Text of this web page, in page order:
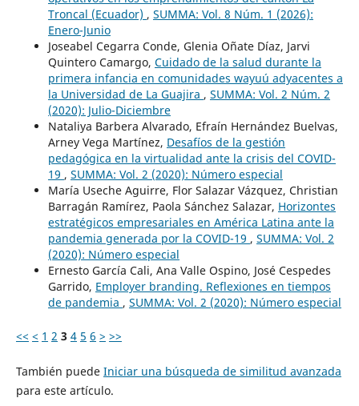
Troncal (Ecuador) , SUMMA: Vol. 8 Núm. 1 (2026):
Enero-Junio
Joseabel Cegarra Conde, Glenia Oñate Díaz, Jarvi
Quintero Camargo, Cuidado de la salud durante la
primera infancia en comunidades wayuú adyacentes a
la Universidad de La Guajira , SUMMA: Vol. 2 Núm. 2
(2020): Julio-Diciembre
Nataliya Barbera Alvarado, Efraín Hernández Buelvas,
Arney Vega Martínez, Desafíos de la gestión
pedagógica en la virtualidad ante la crisis del COVID-
19 , SUMMA: Vol. 2 (2020): Número especial
María Useche Aguirre, Flor Salazar Vázquez, Christian
Barragán Ramírez, Paola Sánchez Salazar, Horizontes
estratégicos empresariales en América Latina ante la
pandemia generada por la COVID-19 , SUMMA: Vol. 2
(2020): Número especial
Ernesto García Cali, Ana Valle Ospino, José Cespedes
Garrido, Employer branding. Reflexiones en tiempos
de pandemia , SUMMA: Vol. 2 (2020): Número especial
<< < 1 2 3 4 5 6 > >>
También puede Iniciar una búsqueda de similitud avanzada
para este artículo.